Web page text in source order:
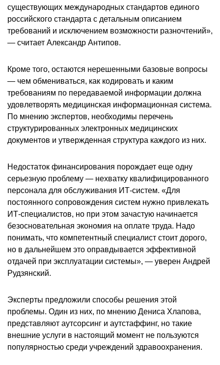
существующих международных стандартов единого
российского стандарта с детальным описанием
требований и исключением возможности разночтений»,
— считает Александр Антипов.
Кроме того, остаются нерешенными базовые вопросы
— чем обмениваться, как кодировать и каким
требованиям по передаваемой информации должна
удовлетворять медицинская информационная система.
По мнению экспертов, необходимы перечень
структурированных электронных медицинских
документов и утвержденная структура каждого из них.
Недостаток финансирования порождает еще одну
серьезную проблему — нехватку квалифицированного
персонала для обслуживания ИТ-систем. «Для
постоянного сопровождения систем нужно привлекать
ИТ-специалистов, но при этом зачастую начинается
безосновательная экономия на оплате труда. Надо
понимать, что компетентный специалист стоит дорого,
но в дальнейшем это оправдывается эффективной
отдачей при эксплуатации системы», — уверен Андрей
Рудзянский.
Эксперты предложили способы решения этой
проблемы. Один из них, по мнению Дениса Хлапова,
представляют аутсорсинг и аутстаффинг, но такие
внешние услуги в настоящий момент не пользуются
популярностью среди учреждений здравоохранения.